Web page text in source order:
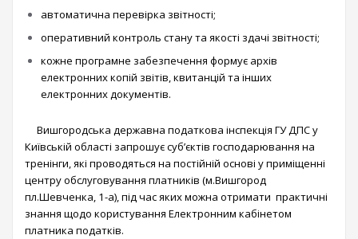
автоматична перевірка звітності;
оперативний контроль стану та якості здачі звітності;
кожне програмне забезпечення формує архів
електронних копій звітів, квитанцій та інших
електронних документів.
Вишгородська державна податкова інспекція ГУ ДПС у
Київській області запрошує суб’єктів господарювання на
тренінги, які проводяться на постійній основі у приміщенні
центру обслуговування платників (м.Вишгород
пл.Шевченка, 1-а), під час яких можна отримати практичні
знання щодо користування Електронним кабінетом
платника податків.